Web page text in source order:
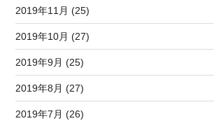
2019年11月 (25)
2019年10月 (27)
2019年9月 (25)
2019年8月 (27)
2019年7月 (26)